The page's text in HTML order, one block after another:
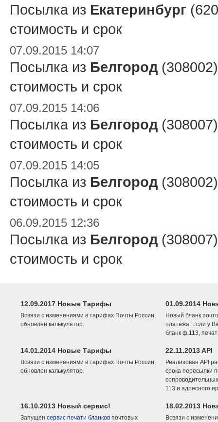
Посылка из Екатеринбург
стоимость и срок
07.09.2015 14:07
Посылка из Белгород
стоимость и срок
07.09.2015 14:06
Посылка из Белгород
стоимость и срок
07.09.2015 14:05
Посылка из Белгород
стоимость и срок
06.09.2015 12:36
Посылка из Белгород
стоимость и срок
12.09.2017 Новые Тарифы
Всвязи с изменениями в тарифах Почты России,
обновлен калькулятор.
01.09.2014
Новый бланк
платежа. Если у
бланк ф.113,
14.01.2014 Новые Тарифы
Всвязи с изменениями в тарифах Почты России,
обновлен калькулятор.
22.11.2013 API
Реализован API
срока пересылки
113 и адресного
16.10.2013 Новый сервис!
Запущен сервис печати бланков почтовых
18.02.2013
Всвязи с